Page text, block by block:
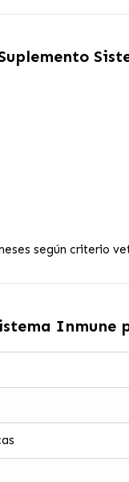
según criterio
Inmune